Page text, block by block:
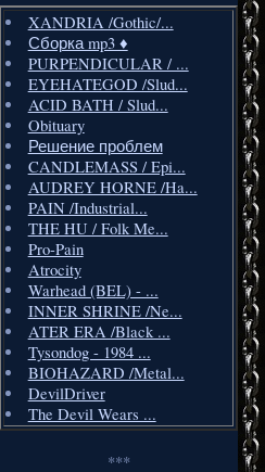
XANDRIA /Gothic/...
Сборка mp3 ♦️
PURPENDICULAR / ...
EYEHATEGOD /Slud...
ACID BATH / Slud...
Obituary
Решение проблем
CANDLEMASS / Epi...
AUDREY HORNE /Ha...
PAIN /Industrial...
THE HU / Folk Me...
Pro-Pain
Atrocity
Warhead (BEL) - ...
INNER SHRINE /Ne...
ATER ERA /Black ...
Tysondog - 1984 ...
BIOHAZARD /Metal...
DevilDriver
The Devil Wears ...
***